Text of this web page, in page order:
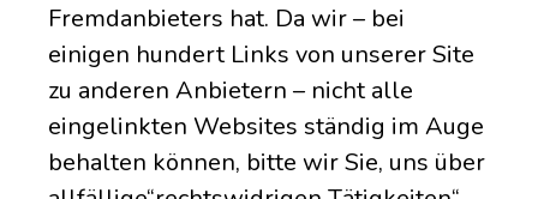
Fremdanbieters hat. Da wir – bei
einigen hundert Links von unserer Site
zu anderen Anbietern – nicht alle
eingelinkten Websites ständig im Auge
behalten können, bitte wir Sie, uns über